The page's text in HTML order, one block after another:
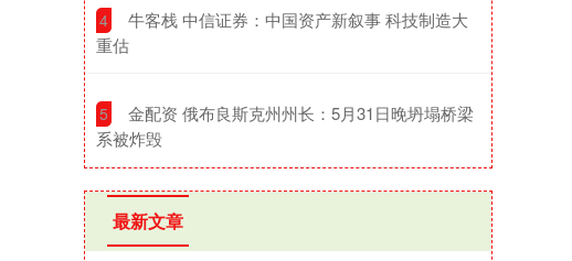
4
​牛客栈 中信证券：中国资产新叙事 科技制造大
重估
5
​金配资 俄布良斯克州州长：5月31日晚坍塌桥梁
系被炸毁
最新文章